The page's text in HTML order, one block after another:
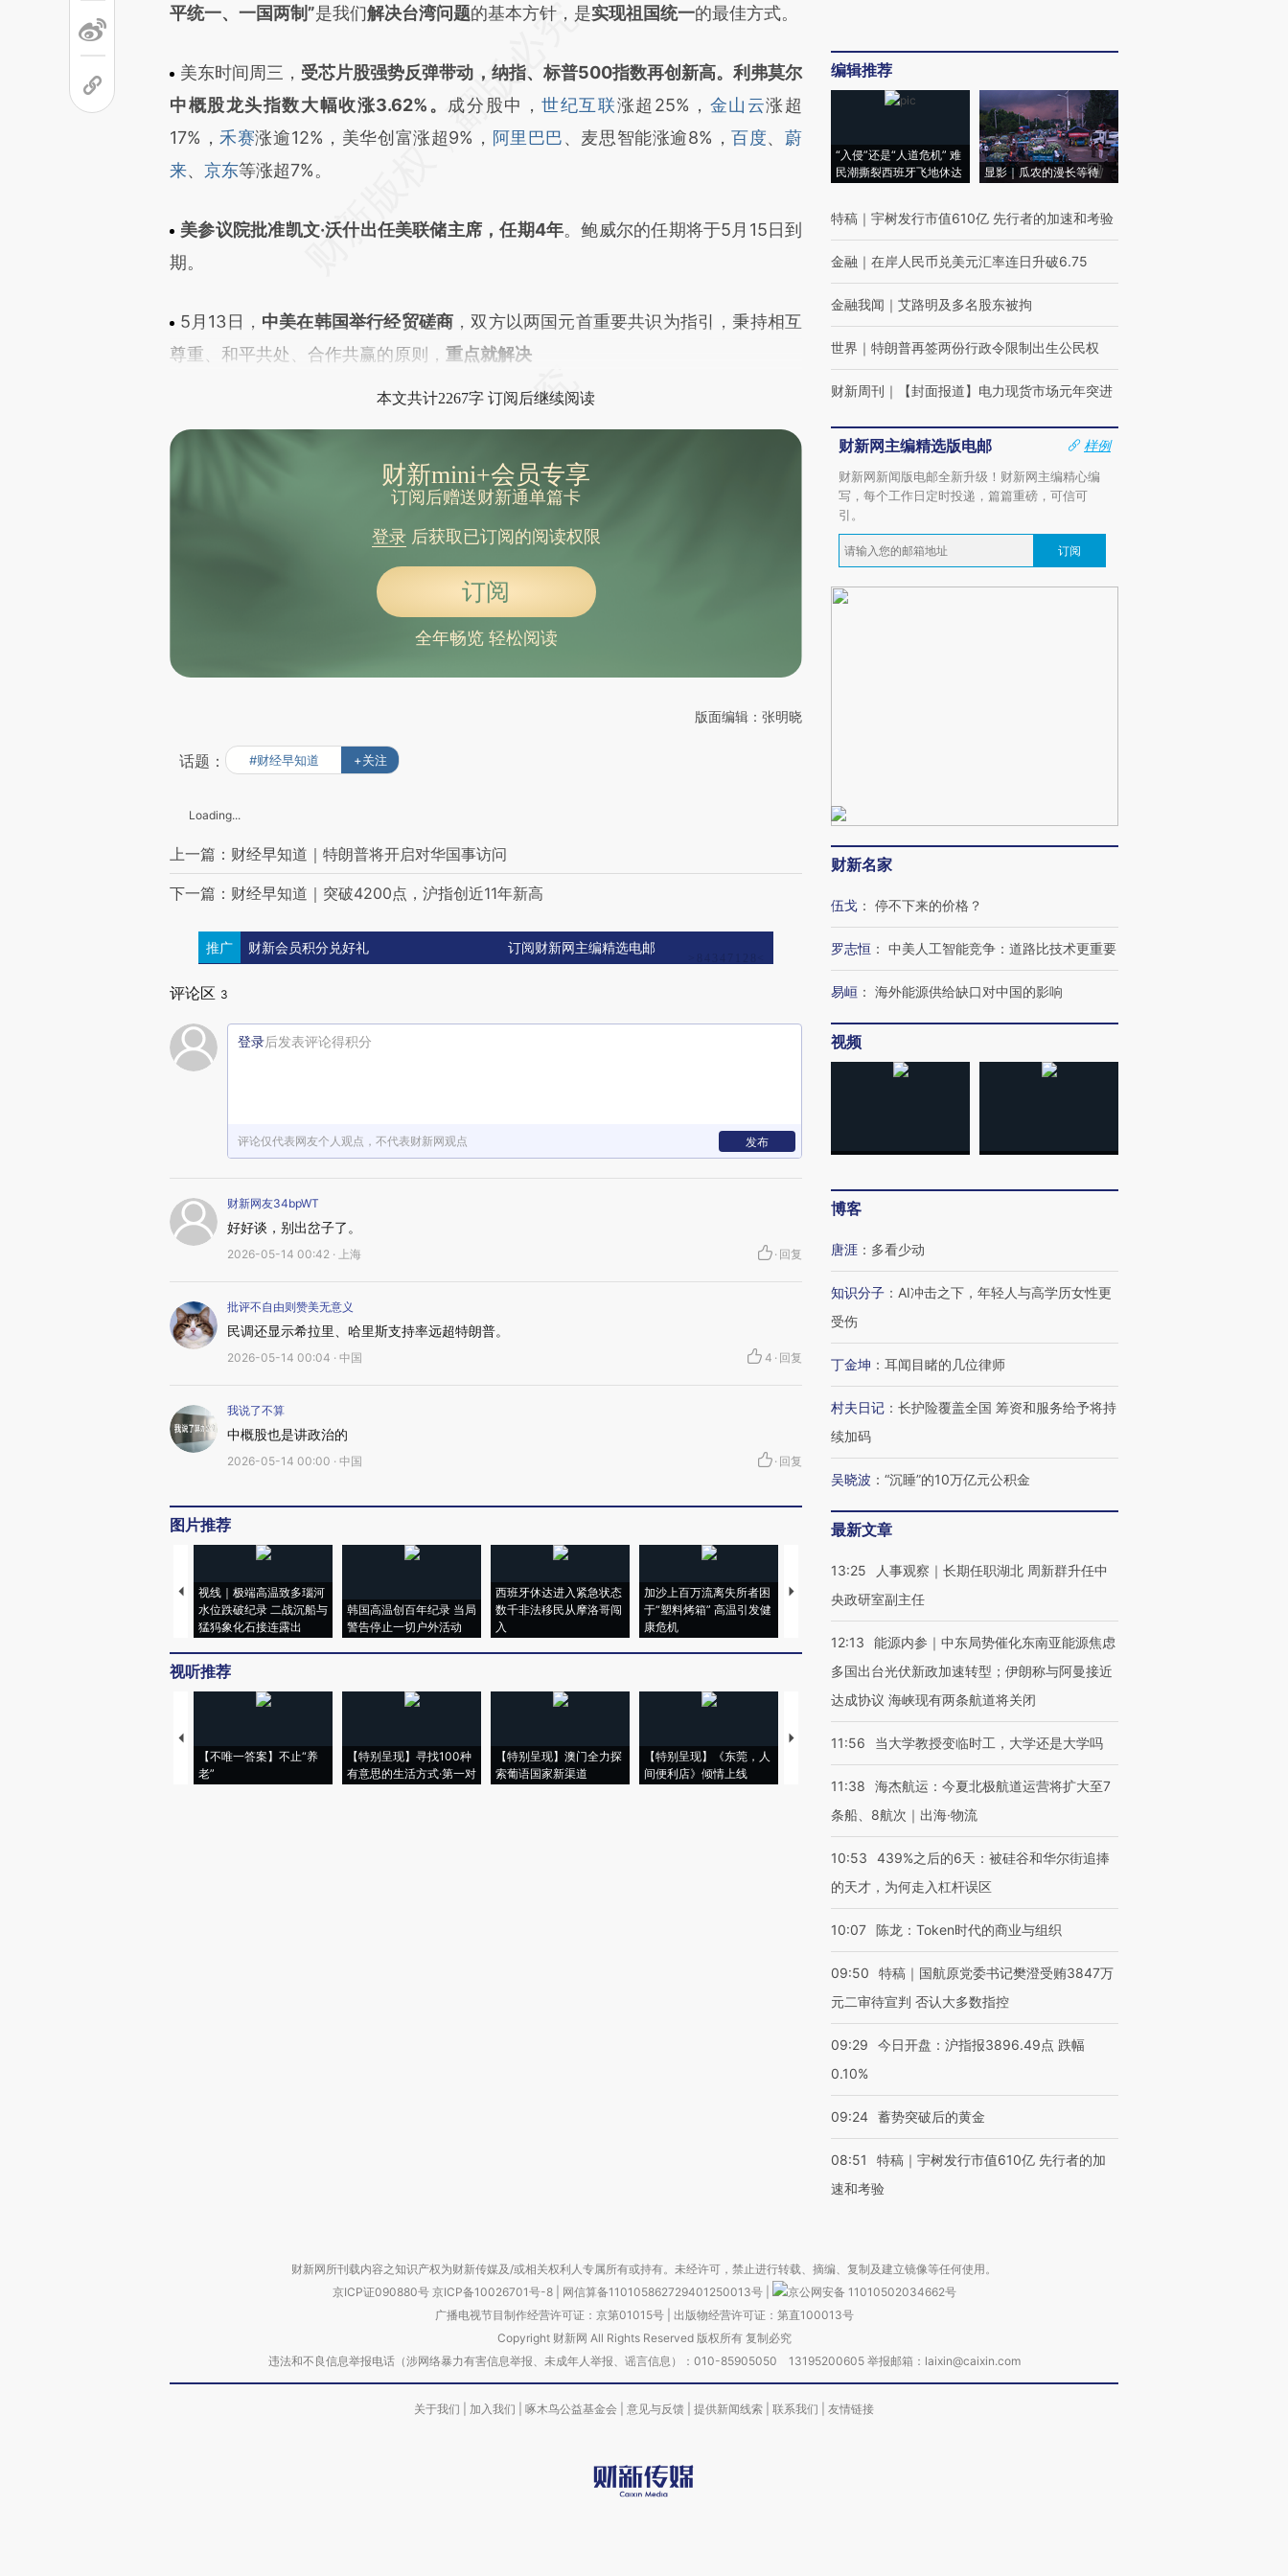
平统一、一国两制”是我们解决台湾问题的基本方针，是实现祖国统一的最佳方式。
美东时间周三， 受芯片股强势反弹带动，纳指、标普500指数再创新高。利弗莫尔
中概股龙头指数大幅收涨3.62%。 成分股中，世纪互联涨超25%， 金山云涨超
17%， 禾赛涨逾12%，美华创富涨超9%， 阿里巴巴、麦思智能涨逾8%，百度、 蔚
来、 京东等涨超7%。
美参议院批准凯文·沃什出任美联储主席，任期4年。鲍威尔的任期将于5月15日到
期。
5月13日， 中美在韩国举行经贸磋商 ，双方以两国元首重要共识为指引，秉持相互
尊重、和平共处、合作共赢的原则， 重点就解决
本文共计2267字 订阅后继续阅读
财新mini+会员专享
订阅后赠送财新通单篇卡
登录后获取已订阅的阅读权限
订阅
全年畅览 轻松阅读
版面编辑：张明晓
话题： #财经早知道 +关注
Loading...
上一篇：财经早知道｜特朗普将开启对华国事访问
下一篇：财经早知道｜突破4200点，沪指创近11年新高
推广 财新会员积分兑好礼 订阅财新网主编精选电邮
评论区 3
登录后发表评论得积分
评论仅代表网友个人观点，不代表财新网观点 发布
财新网友34bpWT
好好谈，别出岔子了。
2026-05-14 00:42 · 上海 · 回复
批评不自由则赞美无意义
民调还显示希拉里、哈里斯支持率远超特朗普。
2026-05-14 00:04 · 中国 4 · 回复
我说了不算
中概股也是讲政治的
2026-05-14 00:00 · 中国 · 回复
图片推荐
视线｜极端高温致多瑙河
水位跌破纪录 二战沉船与
猛犸象化石接连露出
韩国高温创百年纪录 当局
警告停止一切户外活动
西班牙休达进入紧急状态
数千非法移民从摩洛哥闯
入
加沙上百万流离失所者困
于“塑料烤箱” 高温引发健
康危机
视线｜HYROX的吸金
术：是什么让中产们甘
视听推荐
【不唯一答案】不止“养
老”
【特别呈现】寻找100种
有意思的生活方式·第一对
【特别呈现】澳门全力探
索葡语国家新渠道
【特别呈现】《东莞，人
间便利店》倾情上线
【推广】走进第四届链博
【商旅对话】华住集团
编辑推荐
“入侵”还是“人道危机” 难
民潮撕裂西班牙飞地休达
显影｜瓜农的漫长等待
特稿 ｜ 宇树发行市值610亿 先行者的加速和考验
金融 ｜ 在岸人民币兑美元汇率连日升破6.75
金融我闻 ｜ 艾路明及多名股东被拘
世界 ｜ 特朗普再签两份行政令限制出生公民权
财新周刊 ｜ 【封面报道】电力现货市场元年突进
财新网主编精选版电邮
样例
财新网新闻版电邮全新升级！财新网主编精心编
写，每个工作日定时投递，篇篇重磅，可信可
引。
订阅
财新名家
伍戈 ： 停不下来的价格？
罗志恒 ： 中美人工智能竞争：道路比技术更重要
易峘 ： 海外能源供给缺口对中国的影响
视频
博客
唐涯 ： 多看少动
知识分子 ： AI冲击之下，年轻人与高学历女性更
受伤
丁金坤 ： 耳闻目睹的几位律师
村夫日记 ： 长护险覆盖全国 筹资和服务给予将持
续加码
吴晓波 ： “沉睡”的10万亿元公积金
最新文章
13:25
人事观察｜长期任职湖北 周新群升任中
央政研室副主任
12:13
能源内参｜中东局势催化东南亚能源焦虑
多国出台光伏新政加速转型；伊朗称与阿曼接近
达成协议 海峡现有两条航道将关闭
11:56 当大学教授变临时工，大学还是大学吗
11:38
海杰航运：今夏北极航道运营将扩大至7
条船、8航次｜出海·物流
10:53
439%之后的6天：被硅谷和华尔街追捧
的天才，为何走入杠杆误区
10:07 陈龙：Token时代的商业与组织
09:50
特稿｜国航原党委书记樊澄受贿3847万
元二审待宣判 否认大多数指控
09:29
今日开盘：沪指报3896.49点 跌幅
0.10%
09:24 蓄势突破后的黄金
08:51
特稿｜宇树发行市值610亿 先行者的加
速和考验
财新网所刊载内容之知识产权为财新传媒及/或相关权利人专属所有或持有。未经许可，禁止进行转载、摘编、复制及建立镜像等任何使用。
京ICP证090880号 京ICP备10026701号-8 网信算备110105862729401250013号
京公网安备 11010502034662号
广播电视节目制作经营许可证：京第01015号| 出版物经营许可证：第直100013号
Copyright 财新网 All Rights Reserved 版权所有 复制必究
违法和不良信息举报电话（涉网络暴力有害信息举报、未成年人举报、谣言信息）：010-85905050 13195200605 举报邮箱：laixin@caixin.com
关于我们 加入我们 啄木鸟公益基金会 意见与反馈 提供新闻线索 联系我们 友情链接